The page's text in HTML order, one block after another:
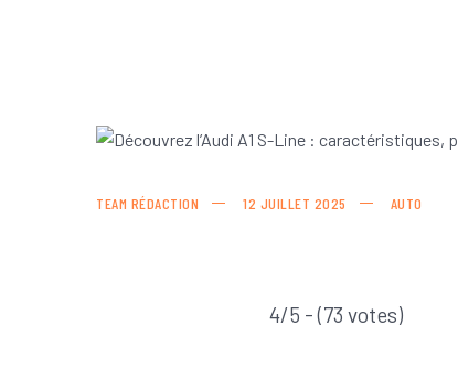
TEAM RÉDACTION 12 JUILLET 2025 AUTO
4/5 - (73 votes)